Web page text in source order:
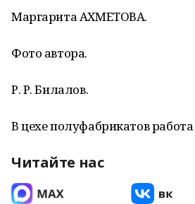
Маргарита АХМЕТОВА.
Фото автора.
Р. Р. Билалов.
В цехе полуфабрикатов
Читайте нас